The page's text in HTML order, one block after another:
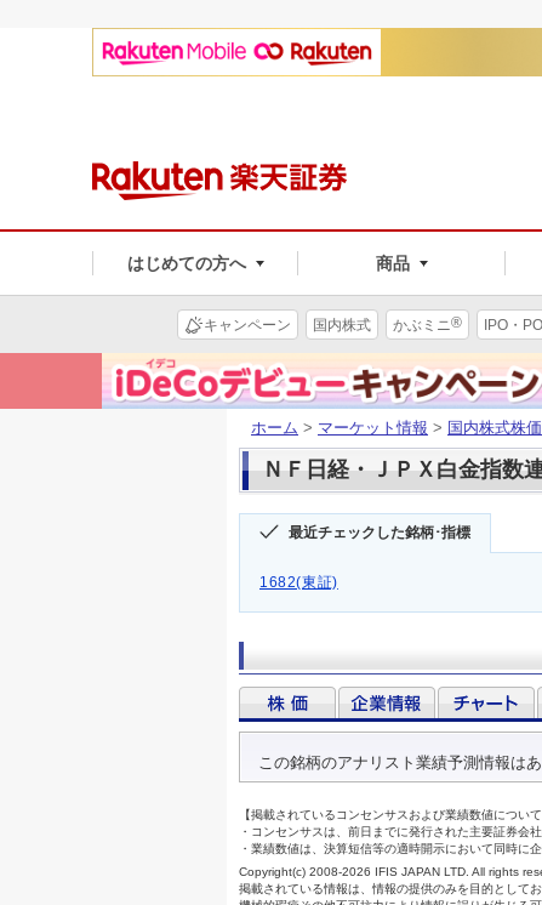
はじめての方へ 商品
キャンペーン 国内株式 かぶミニ® IPO・PO
ホーム > マーケット情報 > 国内株式株
ＮＦ日経・ＪＰＸ白金指数
最近チェックした銘柄･指標
1682(東証)